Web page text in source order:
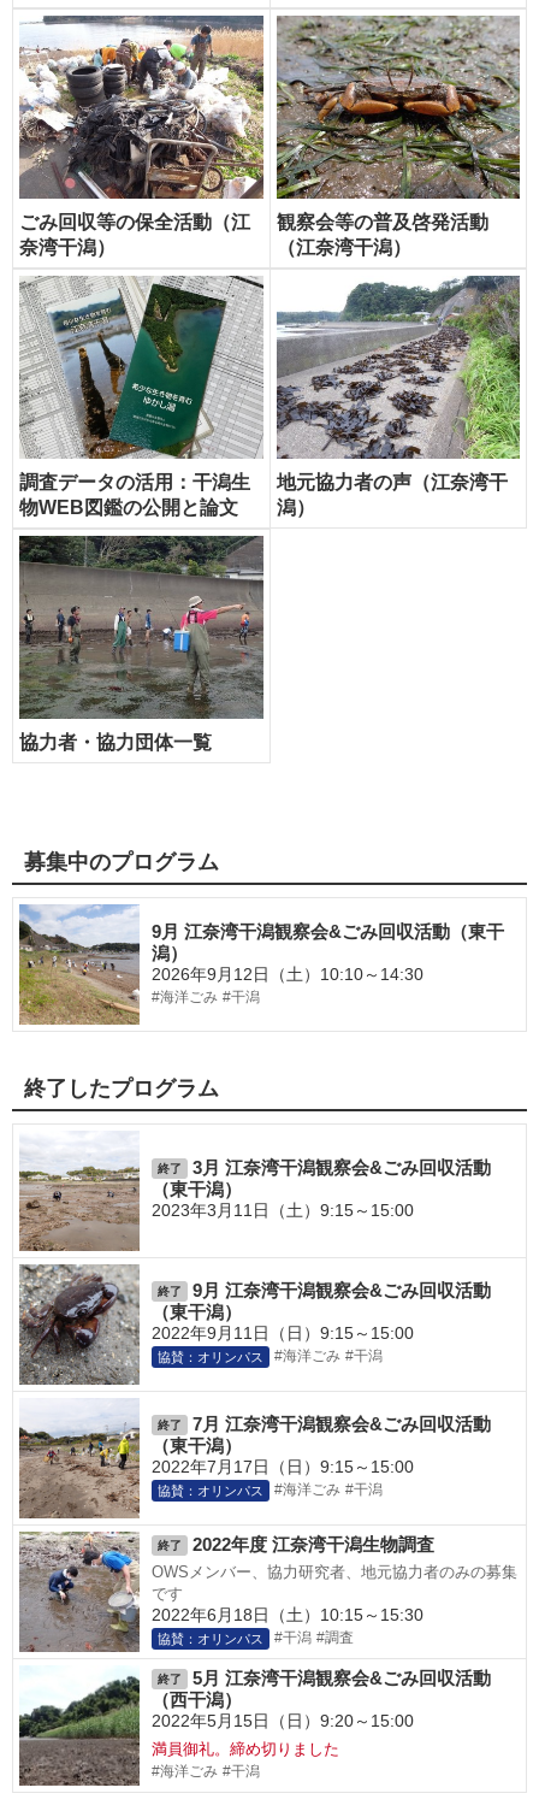
ごみ回収等の保全活動（江
奈湾干潟）
観察会等の普及啓発活動
（江奈湾干潟）
調査データの活用：干潟生
物WEB図鑑の公開と論文
地元協力者の声（江奈湾干
潟）
協力者・協力団体一覧
募集中のプログラム
9月 江奈湾干潟観察会&ごみ回収活動（東干
潟）
2026年9月12日（土）10:10～14:30
#海洋ごみ #干潟
終了したプログラム
終了
3月 江奈湾干潟観察会&ごみ回収活動
（東干潟）
2023年3月11日（土）9:15～15:00
終了
9月 江奈湾干潟観察会&ごみ回収活動
（東干潟）
2022年9月11日（日）9:15～15:00
協賛：オリンパス #海洋ごみ #干潟
終了
7月 江奈湾干潟観察会&ごみ回収活動
（東干潟）
2022年7月17日（日）9:15～15:00
協賛：オリンパス #海洋ごみ #干潟
終了 2022年度 江奈湾干潟生物調査
OWSメンバー、協力研究者、地元協力者のみの募集
です
2022年6月18日（土）10:15～15:30
協賛：オリンパス #干潟 #調査
終了
5月 江奈湾干潟観察会&ごみ回収活動
（西干潟）
2022年5月15日（日）9:20～15:00
満員御礼。締め切りました
#海洋ごみ #干潟